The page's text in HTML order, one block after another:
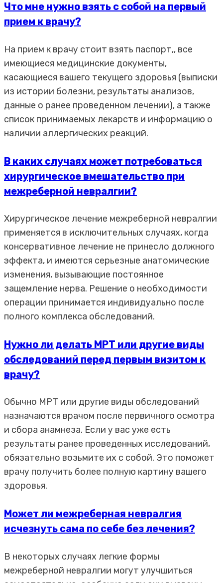
Что мне нужно взять с собой на первый
прием к врачу?
На прием к врачу стоит взять паспорт,, все
имеющиеся медицинские документы,
касающиеся вашего текущего здоровья (выписки
из истории болезни, результаты анализов,
данные о ранее проведенном лечении), а также
список принимаемых лекарств и информацию о
наличии аллергических реакций.
В каких случаях может потребоваться
хирургическое вмешательство при
межреберной невралгии?
Хирургическое лечение межреберной невралгии
применяется в исключительных случаях, когда
консервативное лечение не принесло должного
эффекта, и имеются серьезные анатомические
изменения, вызывающие постоянное
защемление нерва. Решение о необходимости
операции принимается индивидуально после
полного комплекса обследований.
Нужно ли делать МРТ или другие виды
обследований перед первым визитом к
врачу?
Обычно МРТ или другие виды обследований
назначаются врачом после первичного осмотра
и сбора анамнеза. Если у вас уже есть
результаты ранее проведенных исследований,
обязательно возьмите их с собой. Это поможет
врачу получить более полную картину вашего
здоровья.
Может ли межреберная невралгия
исчезнуть сама по себе без лечения?
В некоторых случаях легкие формы
межреберной невралгии могут улучшиться